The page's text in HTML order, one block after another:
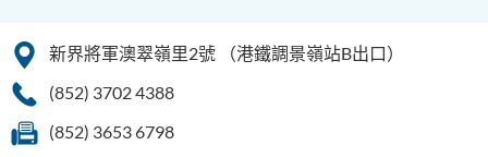
新界將軍澳翠嶺里2號
（港鐵調景嶺站B出口）
(852) 3702 4388
(852) 3653 6798